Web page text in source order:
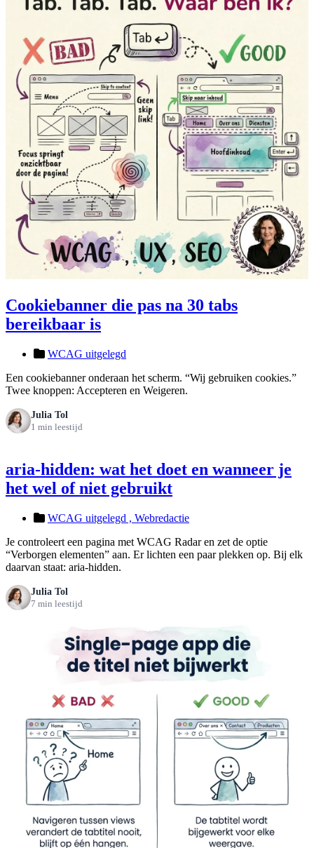
Cookiebanner die pas na 30 tabs
bereikbaar is
WCAG uitgelegd
Een cookiebanner onderaan het scherm. “Wij gebruiken cookies.”
Twee knoppen: Accepteren en Weigeren.
Julia Tol
1 min leestijd
aria-hidden: wat het doet en wanneer je
het wel of niet gebruikt
WCAG uitgelegd , Webredactie
Je controleert een pagina met WCAG Radar en zet de optie
“Verborgen elementen” aan. Er lichten een paar plekken op. Bij elk
daarvan staat: aria-hidden.
Julia Tol
7 min leestijd